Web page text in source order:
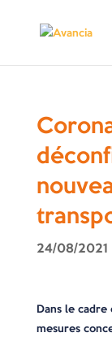
24/08/2021
Dans le
mesures